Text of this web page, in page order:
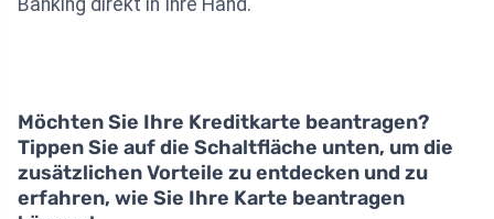
Möchten Sie Ihre Kreditkarte beantragen?
Tippen Sie auf die Schaltfläche unten, um die
zusätzlichen Vorteile zu entdecken und zu
erfahren, wie Sie Ihre Karte beantragen